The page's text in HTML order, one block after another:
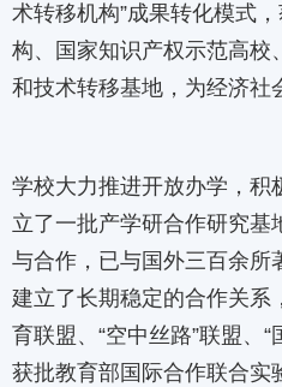
术转移机构”成果转化模式
构、国家知识产权示范高校
和技术转移基地，为经济社
学校大力推进开放办学，积
立了一批产学研合作研究基
与合作，已与国外三百余所
建立了长期稳定的合作关系
育联盟、“空中丝路”联盟、“
获批教育部国际合作联合实